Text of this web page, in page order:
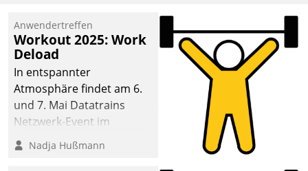
Anwendertreffen
Workout 2025: Work
Deload
In entspannter
Atmosphäre findet am 6.
und 7. Mai Datatrains
Netzwerk-Event im
Kunden- und Partnerkreis
statt. Zentrale Frage: Wie
Nadja Hußmann